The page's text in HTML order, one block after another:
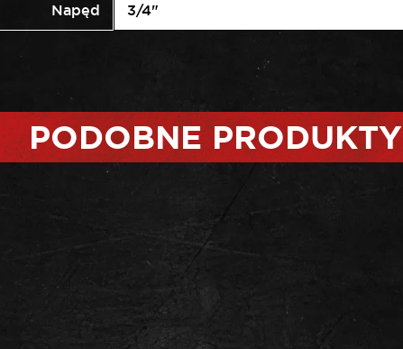
Napęd 3/4"
PODOBNE PRODUKTY